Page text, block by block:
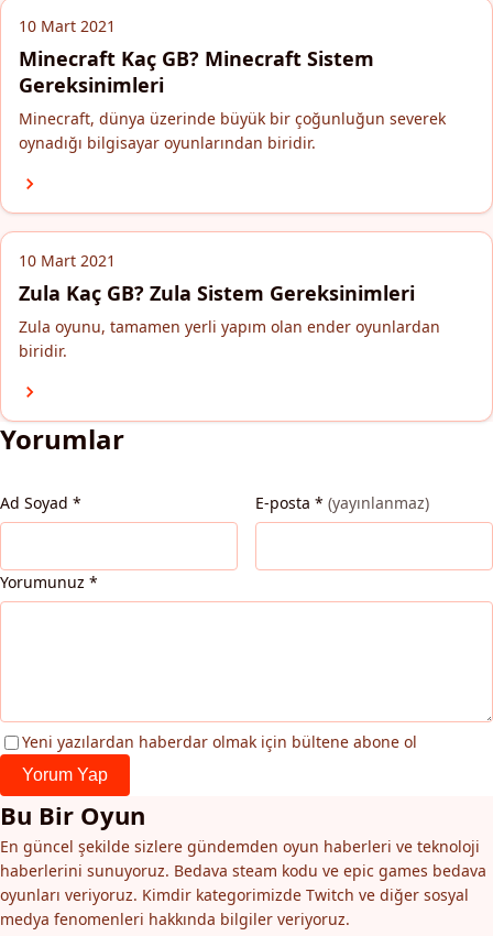
10 Mart 2021
Minecraft Kaç GB? Minecraft Sistem
Gereksinimleri
Minecraft, dünya üzerinde büyük bir çoğunluğun severek
oynadığı bilgisayar oyunlarından biridir.
10 Mart 2021
Zula Kaç GB? Zula Sistem Gereksinimleri
Zula oyunu, tamamen yerli yapım olan ender oyunlardan
biridir.
Yorumlar
Ad Soyad * E-posta * (yayınlanmaz)
Yorumunuz *
Yeni yazılardan haberdar olmak için bültene abone ol
Yorum Yap
Bu Bir Oyun
En güncel şekilde sizlere gündemden oyun haberleri ve teknoloji
haberlerini sunuyoruz. Bedava steam kodu ve epic games bedava
oyunları veriyoruz. Kimdir kategorimizde Twitch ve diğer sosyal
medya fenomenleri hakkında bilgiler veriyoruz.